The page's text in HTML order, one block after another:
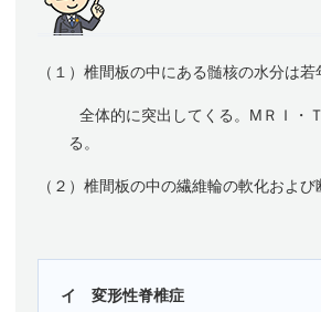
（１）椎間板の中にある髄核の水分は
全体的に突出してくる。МＲＩ・Ｔ
る。
（２）椎間板の中の繊維輪の軟化およ
イ 変形性脊椎症